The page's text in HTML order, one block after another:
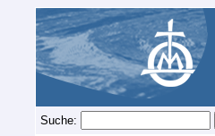
Suche: